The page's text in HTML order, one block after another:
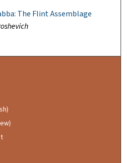
The Flint Assemblage